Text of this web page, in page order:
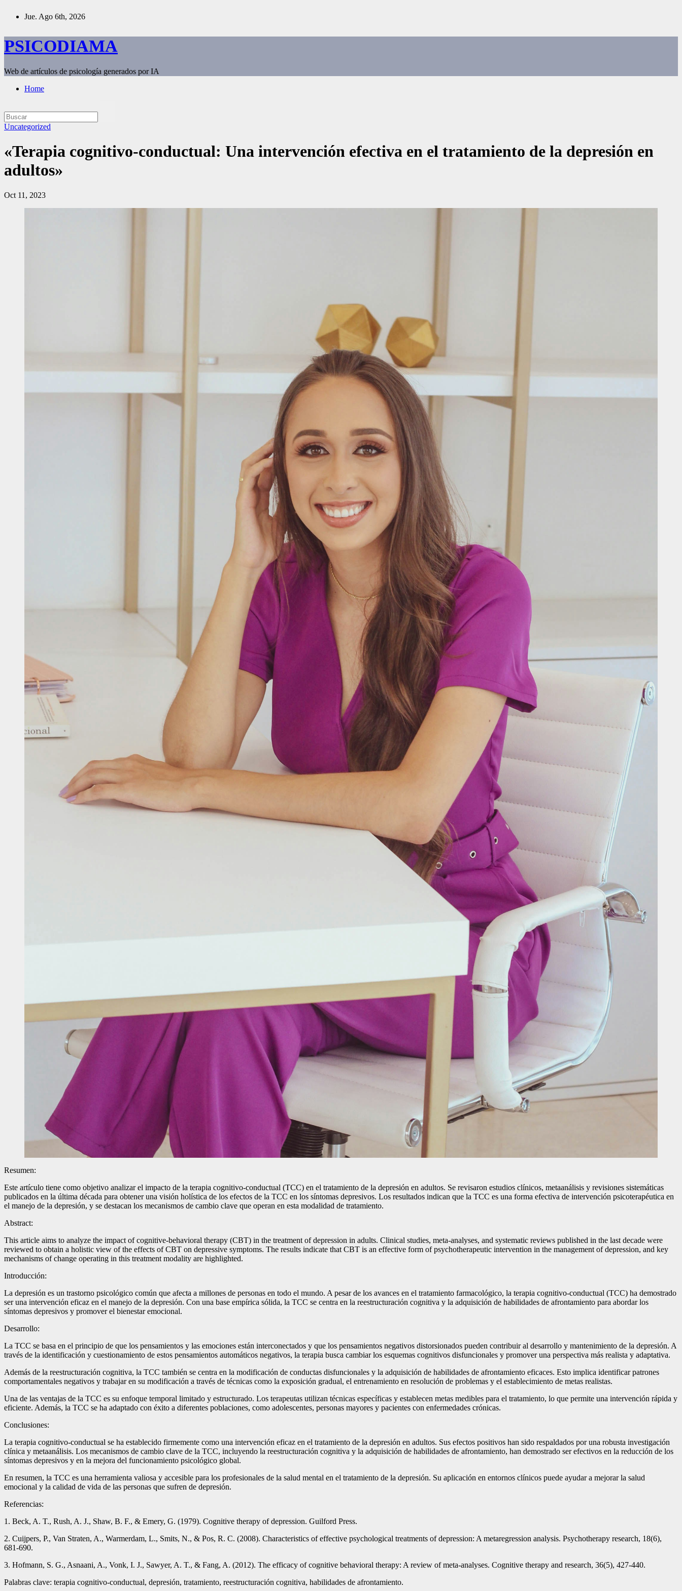
Jue. Ago 6th, 2026
PSICODIAMA
Web de artículos de psicología generados por IA
Home
Uncategorized
«Terapia cognitivo-conductual: Una intervención efectiva en el tratamiento de la depresión en
adultos»
Oct 11, 2023
Resumen:
Este artículo tiene como objetivo analizar el impacto de la terapia cognitivo-conductual (TCC) en el tratamiento de la depresión en adultos. Se revisaron estudios clínicos, metaanálisis y revisiones sistemáticas
publicados en la última década para obtener una visión holística de los efectos de la TCC en los síntomas depresivos. Los resultados indican que la TCC es una forma efectiva de intervención psicoterapéutica en
el manejo de la depresión, y se destacan los mecanismos de cambio clave que operan en esta modalidad de tratamiento.
Abstract:
This article aims to analyze the impact of cognitive-behavioral therapy (CBT) in the treatment of depression in adults. Clinical studies, meta-analyses, and systematic reviews published in the last decade were
reviewed to obtain a holistic view of the effects of CBT on depressive symptoms. The results indicate that CBT is an effective form of psychotherapeutic intervention in the management of depression, and key
mechanisms of change operating in this treatment modality are highlighted.
Introducción:
La depresión es un trastorno psicológico común que afecta a millones de personas en todo el mundo. A pesar de los avances en el tratamiento farmacológico, la terapia cognitivo-conductual (TCC) ha demostrado
ser una intervención eficaz en el manejo de la depresión. Con una base empírica sólida, la TCC se centra en la reestructuración cognitiva y la adquisición de habilidades de afrontamiento para abordar los
síntomas depresivos y promover el bienestar emocional.
Desarrollo:
La TCC se basa en el principio de que los pensamientos y las emociones están interconectados y que los pensamientos negativos distorsionados pueden contribuir al desarrollo y mantenimiento de la depresión. A
través de la identificación y cuestionamiento de estos pensamientos automáticos negativos, la terapia busca cambiar los esquemas cognitivos disfuncionales y promover una perspectiva más realista y adaptativa.
Además de la reestructuración cognitiva, la TCC también se centra en la modificación de conductas disfuncionales y la adquisición de habilidades de afrontamiento eficaces. Esto implica identificar patrones
comportamentales negativos y trabajar en su modificación a través de técnicas como la exposición gradual, el entrenamiento en resolución de problemas y el establecimiento de metas realistas.
Una de las ventajas de la TCC es su enfoque temporal limitado y estructurado. Los terapeutas utilizan técnicas específicas y establecen metas medibles para el tratamiento, lo que permite una intervención rápida y
eficiente. Además, la TCC se ha adaptado con éxito a diferentes poblaciones, como adolescentes, personas mayores y pacientes con enfermedades crónicas.
Conclusiones:
La terapia cognitivo-conductual se ha establecido firmemente como una intervención eficaz en el tratamiento de la depresión en adultos. Sus efectos positivos han sido respaldados por una robusta investigación
clínica y metaanálisis. Los mecanismos de cambio clave de la TCC, incluyendo la reestructuración cognitiva y la adquisición de habilidades de afrontamiento, han demostrado ser efectivos en la reducción de los
síntomas depresivos y en la mejora del funcionamiento psicológico global.
En resumen, la TCC es una herramienta valiosa y accesible para los profesionales de la salud mental en el tratamiento de la depresión. Su aplicación en entornos clínicos puede ayudar a mejorar la salud
emocional y la calidad de vida de las personas que sufren de depresión.
Referencias:
1. Beck, A. T., Rush, A. J., Shaw, B. F., & Emery, G. (1979). Cognitive therapy of depression. Guilford Press.
2. Cuijpers, P., Van Straten, A., Warmerdam, L., Smits, N., & Pos, R. C. (2008). Characteristics of effective psychological treatments of depression: A metaregression analysis. Psychotherapy research, 18(6),
681-690.
3. Hofmann, S. G., Asnaani, A., Vonk, I. J., Sawyer, A. T., & Fang, A. (2012). The efficacy of cognitive behavioral therapy: A review of meta-analyses. Cognitive therapy and research, 36(5), 427-440.
Palabras clave: terapia cognitivo-conductual, depresión, tratamiento, reestructuración cognitiva, habilidades de afrontamiento.